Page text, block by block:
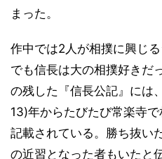
まった。
作中では2人が相撲に興じ
でも信長は大の相撲好きだ
の残した『信長公記』には
13)年からたびたび常楽寺
記載されている。勝ち抜い
の近習となった者もいたと